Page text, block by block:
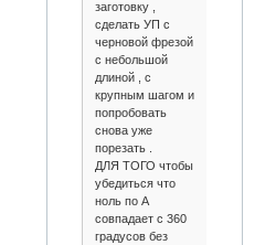
заготовку ,
сделать УП с
черновой фрезой
с небольшой
длиной , с
крупным шагом и
попробовать
снова уже
порезать .
ДЛЯ ТОГО чтобы
убедиться что
ноль по А
совпадает с 360
градусов без